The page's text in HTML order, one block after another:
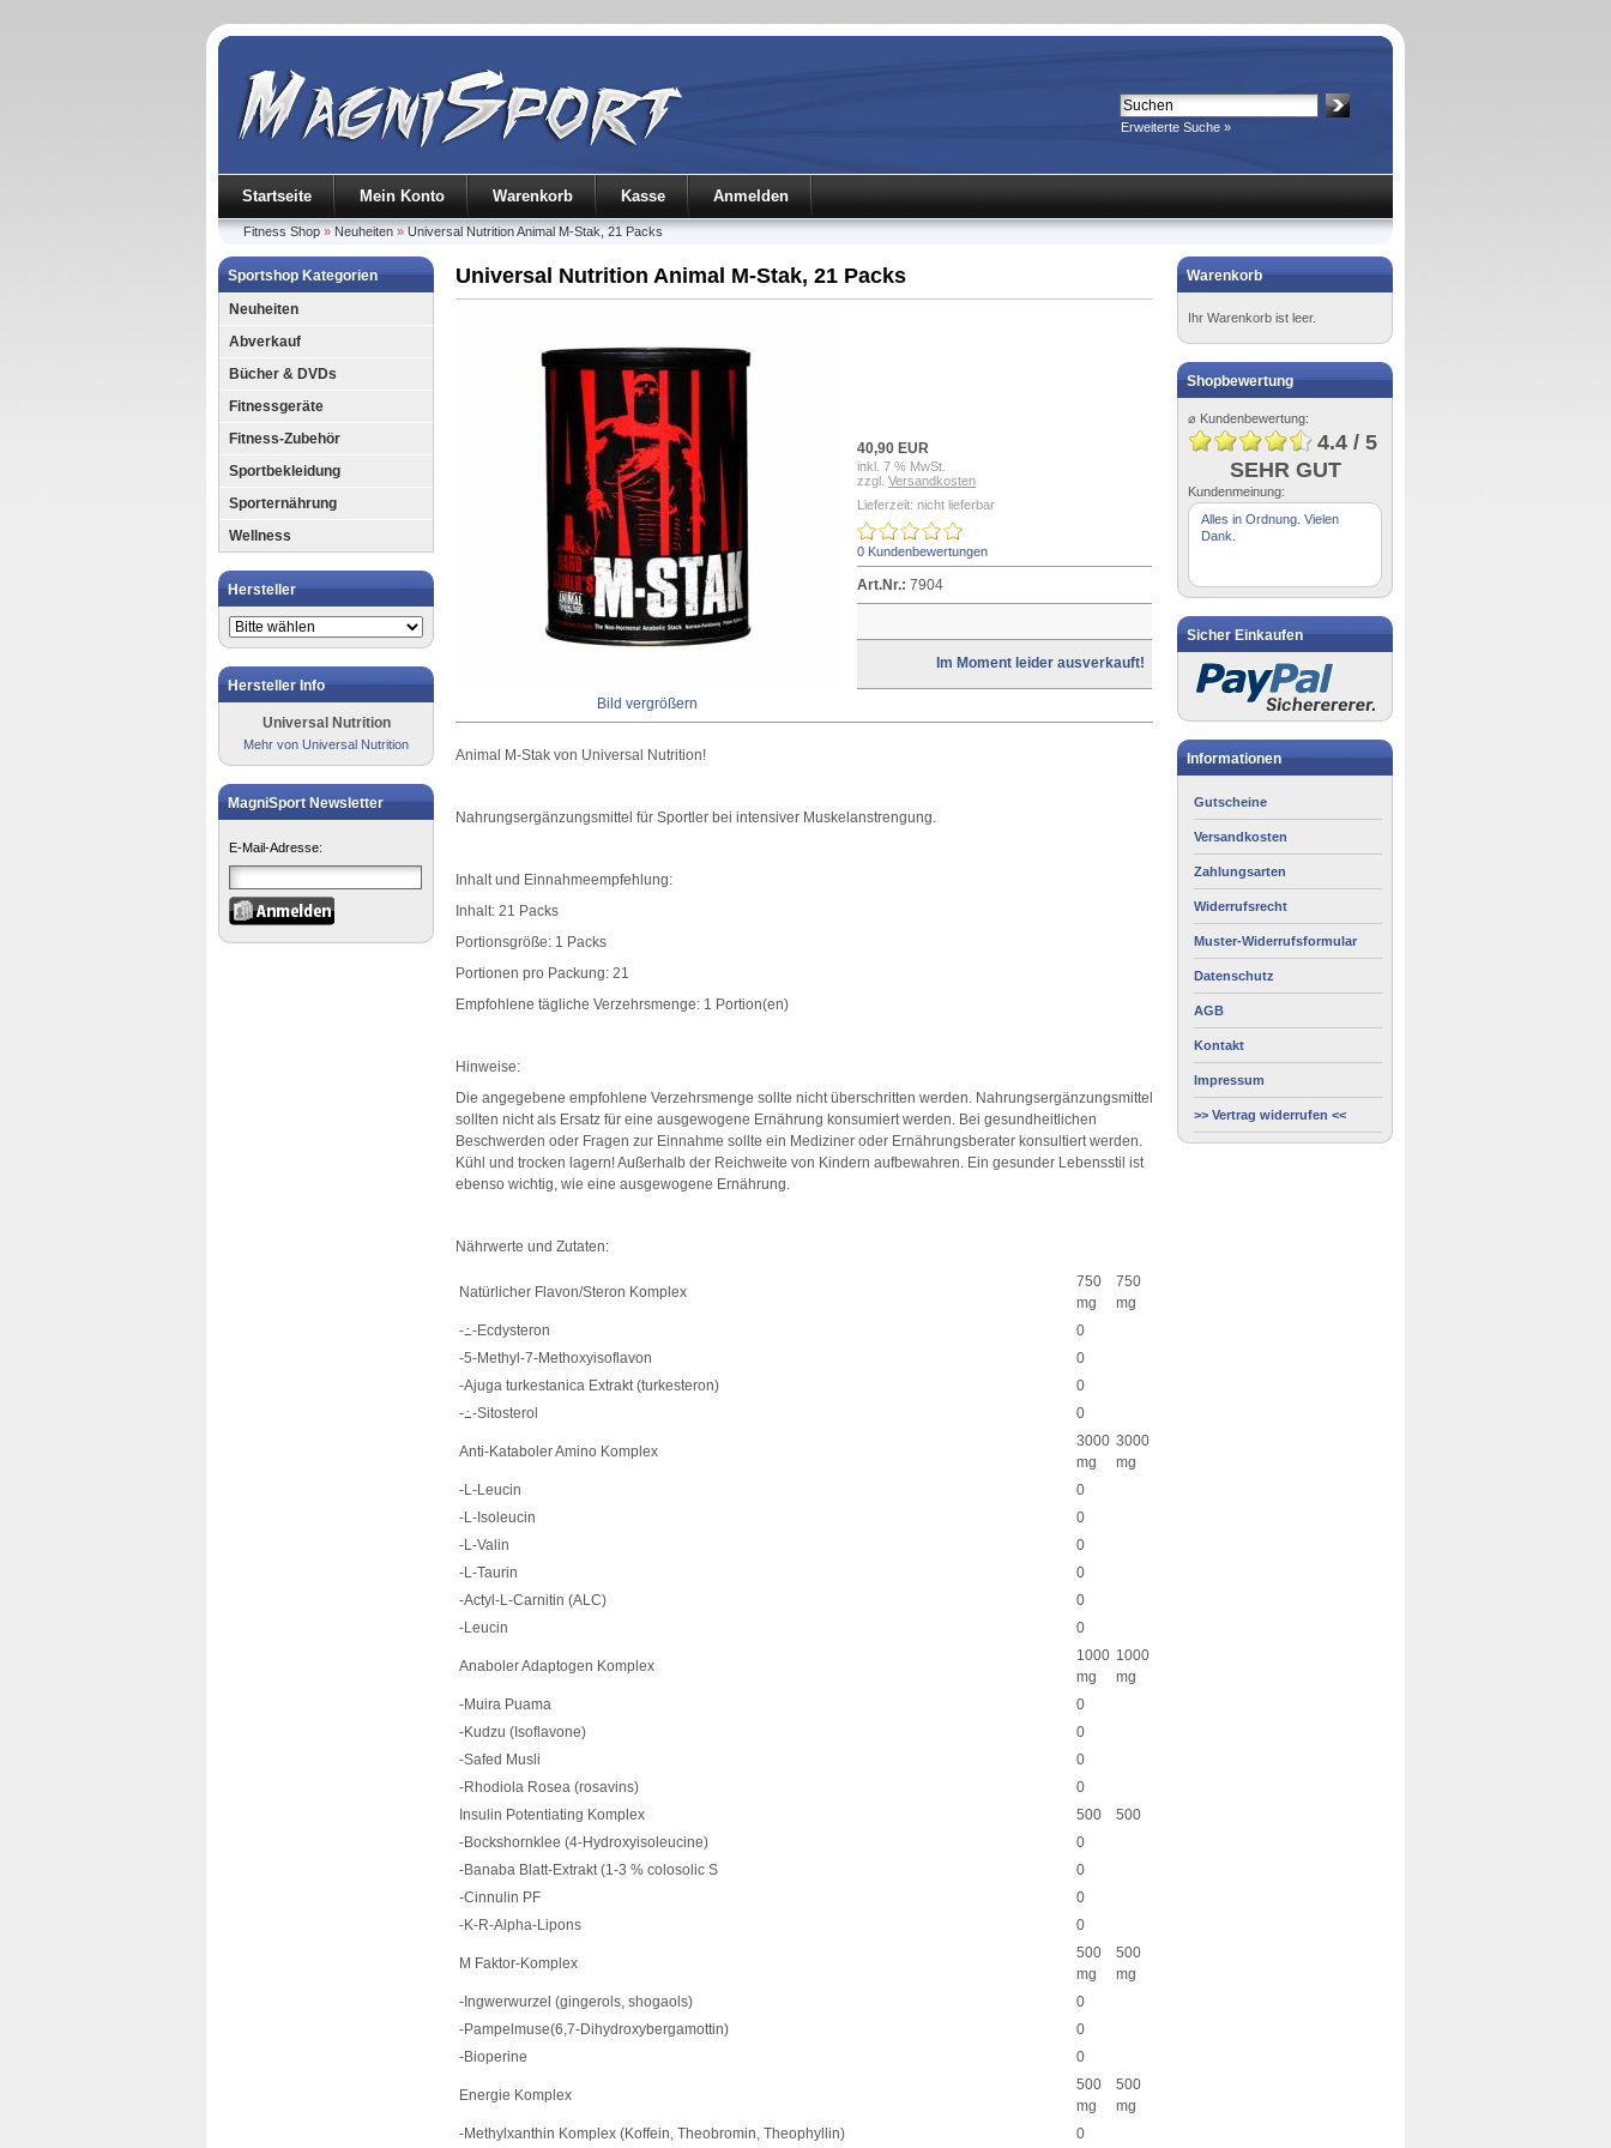
Erweiterte Suche »
Startseite Mein Konto Warenkorb Kasse Anmelden
Fitness Shop»Neuheiten»Universal Nutrition Animal M-Stak, 21 Packs
Sportshop Kategorien
Neuheiten
Abverkauf
Bücher & DVDs
Fitnessgeräte
Fitness-Zubehör
Sportbekleidung
Sporternährung
Wellness
Hersteller
Hersteller Info
Universal Nutrition
Mehr von Universal Nutrition
MagniSport Newsletter
E-Mail-Adresse:
Universal Nutrition Animal M-Stak, 21 Packs
Bild vergrößern
40,90 EUR
inkl. 7 % MwSt.
zzgl. Versandkosten
Lieferzeit: nicht lieferbar
0 Kundenbewertungen
Art.Nr.: 7904
Im Moment leider ausverkauft!
Animal M-Stak von Universal Nutrition!
Nahrungsergänzungsmittel für Sportler bei intensiver Muskelanstrengung.
Inhalt und Einnahmeempfehlung:
Inhalt: 21 Packs
Portionsgröße: 1 Packs
Portionen pro Packung: 21
Empfohlene tägliche Verzehrsmenge: 1 Portion(en)
Hinweise:
Die angegebene empfohlene Verzehrsmenge sollte nicht überschritten werden. Nahrungsergänzungsmittel
sollten nicht als Ersatz für eine ausgewogene Ernährung konsumiert werden. Bei gesundheitlichen
Beschwerden oder Fragen zur Einnahme sollte ein Mediziner oder Ernährungsberater konsultiert werden.
Kühl und trocken lagern! Außerhalb der Reichweite von Kindern aufbewahren. Ein gesunder Lebensstil ist
ebenso wichtig, wie eine ausgewogene Ernährung.
Nährwerte und Zutaten:
Natürlicher Flavon/Steron Komplex
750
mg
750
mg
-߸-Ecdysteron
0
-5-Methyl-7-Methoxyisoflavon
0
-Ajuga turkestanica Extrakt (turkesteron)
0
-߸-Sitosterol
0
Anti-Kataboler Amino Komplex
3000
mg
3000
mg
-L-Leucin
0
-L-Isoleucin
0
-L-Valin
0
-L-Taurin
0
-Actyl-L-Carnitin (ALC)
0
-Leucin
0
Anaboler Adaptogen Komplex
1000
mg
1000
mg
-Muira Puama
0
-Kudzu (Isoflavone)
0
-Safed Musli
0
-Rhodiola Rosea (rosavins)
0
Insulin Potentiating Komplex
500
500
-Bockshornklee (4-Hydroxyisoleucine)
0
-Banaba Blatt-Extrakt (1-3 % colosolic S
0
-Cinnulin PF
0
-K-R-Alpha-Lipons
0
M Faktor-Komplex
500
mg
500
mg
-Ingwerwurzel (gingerols, shogaols)
0
-Pampelmuse(6,7-Dihydroxybergamottin)
0
-Bioperine
0
Energie Komplex
500
mg
500
mg
-Methylxanthin Komplex (Koffein, Theobromin, Theophyllin)
0
Warenkorb
Ihr Warenkorb ist leer.
Shopbewertung
⌀ Kundenbewertung:
4.4 / 5
SEHR GUT
Kundenmeinung:
Alles in Ordnung. Vielen
Dank.
Sicher Einkaufen
Informationen
Gutscheine
Versandkosten
Zahlungsarten
Widerrufsrecht
Muster-Widerrufsformular
Datenschutz
AGB
Kontakt
Impressum
>> Vertrag widerrufen <<